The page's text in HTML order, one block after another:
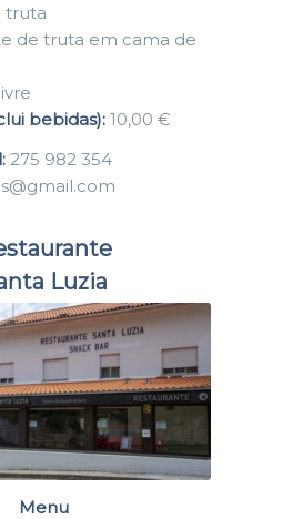
truta
de truta em cama de
bebidas):10,00 €
275 982 354
Luzia
Menu